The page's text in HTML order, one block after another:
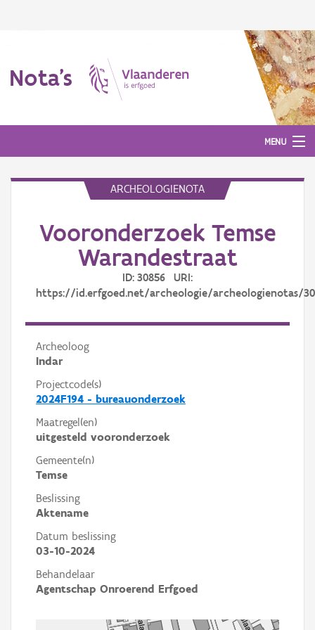
Nota's
MENU
Aanmelden
ARCHEOLOGIENOTA
Vooronderzoek Temse
Warandestraat
ID: 30856 URI:
https://id.erfgoed.net/archeologie/archeologienotas/
Archeoloog
Indar
Projectcode(s)
2024F194 - bureauonderzoek
Maatregel(en)
uitgesteld vooronderzoek
Gemeente(n)
Temse
Beslissing
Aktename
Datum beslissing
03-10-2024
Behandelaar
Agentschap Onroerend Erfgoed